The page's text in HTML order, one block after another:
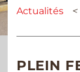
Actualités <
PLEIN